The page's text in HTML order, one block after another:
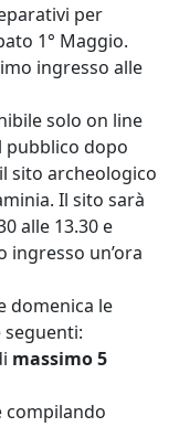
per
1° Maggio.
ingresso alle
solo on line
pubblico dopo
sito archeologico
Il sito sarà
alle 13.30 e
ingresso un’ora
domenica le
massimo 5
compilando